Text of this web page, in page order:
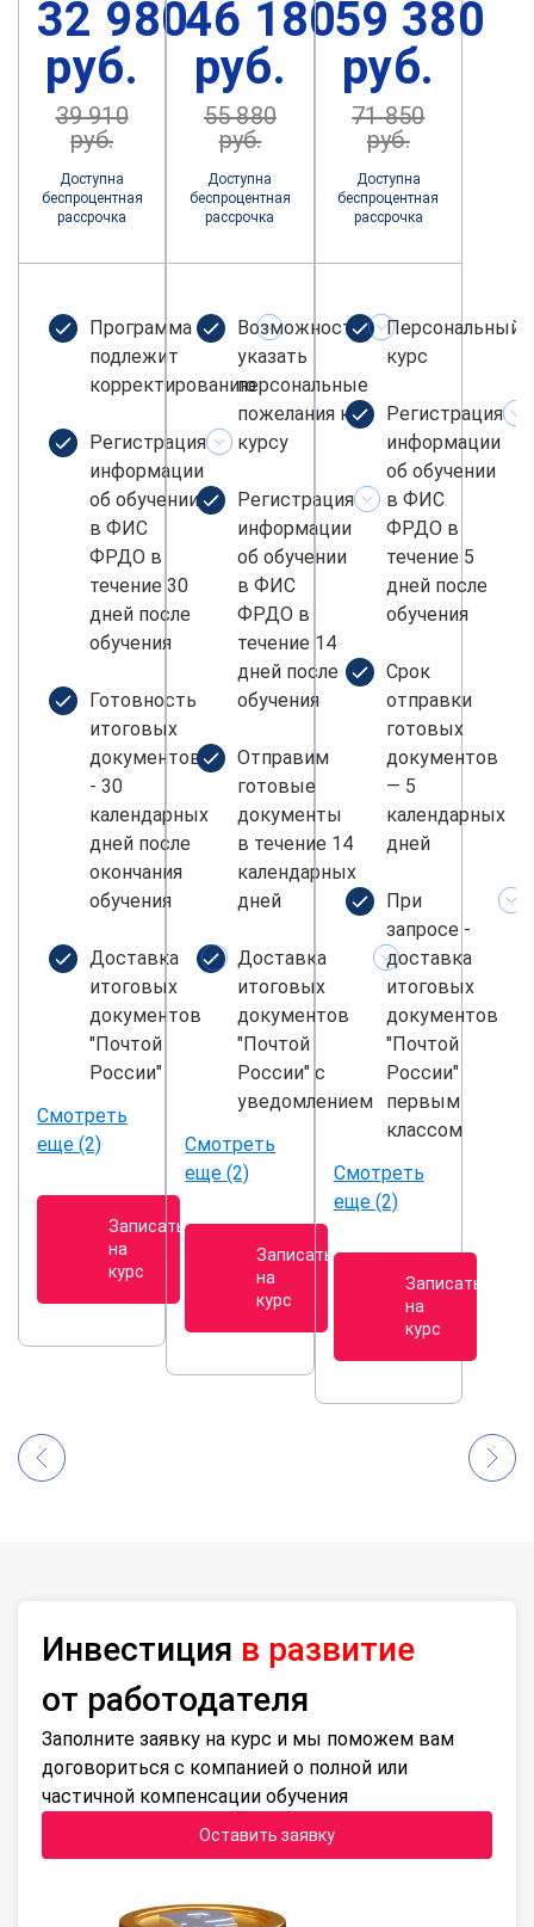
32 980
руб.
39 910
руб.
Доступна
беспроцентная
рассрочка
Программа не
подлежит
корректированию
Регистрация
информации
об обучении
в ФИС
ФРДО в
течение 30
дней после
обучения
Готовность
итоговых
документов
- 30
календарных
дней после
окончания
обучения
Доставка
итоговых
документов
"Почтой
России"
Смотреть
еще (2)
Записаться
на
курс
46 180
руб.
55 880
руб.
Доступна
беспроцентная
рассрочка
Возможность
указать
персональные
пожелания к
курсу
Регистрация
информации
об обучении
в ФИС
ФРДО в
течение 14
дней после
обучения
Отправим
готовые
документы
в течение 14
календарных
дней
Доставка
итоговых
документов
"Почтой
России" с
уведомлением
Смотреть
еще (2)
Записаться
на
курс
59 380
руб.
71 850
руб.
Доступна
беспроцентная
рассрочка
Персональный
курс
Регистрация
информации
об обучении
в ФИС
ФРДО в
течение 5
дней после
обучения
Срок
отправки
готовых
документов
— 5
календарных
дней
При
запросе -
доставка
итоговых
документов
"Почтой
России"
первым
классом
Смотреть
еще (2)
Записаться
на
курс
Инвестиция в развитие
от работодателя
Заполните заявку на курс и мы поможем вам
договориться с компанией о полной или
частичной компенсации обучения
Оставить заявку